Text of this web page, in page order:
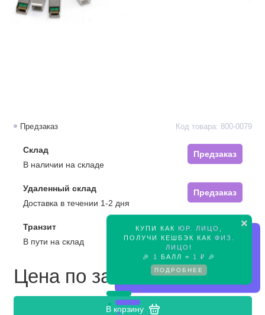
×
КУПИ КАК ЮР. ЛИЦО
ПОЛУЧИ КЕШБЭК КАК ФИЗ.
ЛИЦО !
🎉
1 БАЛЛ = 1 ₽ 🎉
ПОДРОБНЕЕ
Предзаказ Код товара: 800-0079
Склад
Предзаказ
В наличии на складе
Удаленный склад
Предзаказ
Доставка в течении 1-2 дня
Транзит
Предзаказ
В пути на склад
Цена по запросу
В корзину